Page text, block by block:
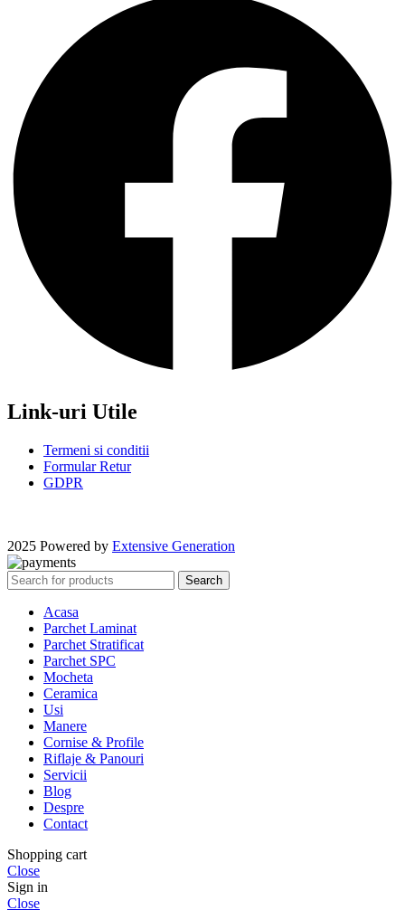
Link-uri Utile
Termeni si conditii
Formular Retur
GDPR
2025 Powered by Extensive Generation
Search
Acasa
Parchet Laminat
Parchet Stratificat
Parchet SPC
Mocheta
Ceramica
Usi
Manere
Cornise & Profile
Riflaje & Panouri
Servicii
Blog
Despre
Contact
Shopping cart
Close
Sign in
Close